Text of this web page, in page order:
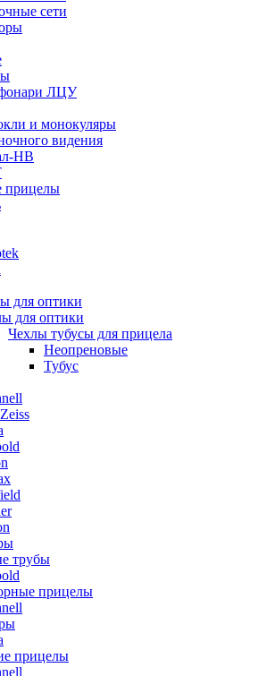
сети
ЛЦУ
и монокуляры
видения
НВ
прицелы
для оптики
для оптики
Чехлы тубусы для прицела
Неопреновые
Тубус
трубы
прицелы
прицелы